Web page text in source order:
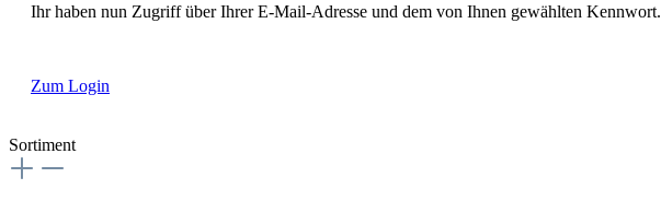
Ihr haben nun Zugriff über Ihrer E-Mail-Adresse und dem von Ihnen gewählten Kennwort.
Zum Login
Sortiment